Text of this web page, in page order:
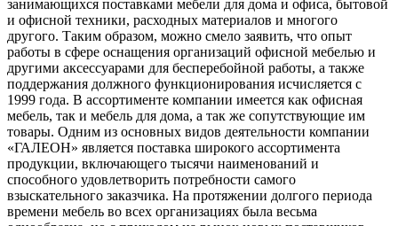
занимающихся поставками мебели для дома и офиса, бытовой
и офисной техники, расходных материалов и многого
другого. Таким образом, можно смело заявить, что опыт
работы в сфере оснащения организаций офисной мебелью и
другими аксессуарами для бесперебойной работы, а также
поддержания должного функционирования исчисляется с
1999 года. В ассортименте компании имеется как офисная
мебель, так и мебель для дома, а так же сопутствующие им
товары. Одним из основных видов деятельности компании
«ГАЛЕОН» является поставка широкого ассортимента
продукции, включающего тысячи наименований и
способного удовлетворить потребности самого
взыскательного заказчика. На протяжении долгого периода
времени мебель во всех организациях была весьма